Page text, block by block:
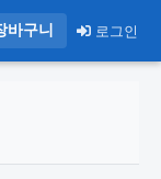
바구니 로그인